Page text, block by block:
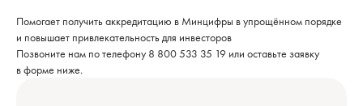
Помогает получить аккредитацию в Минцифры в упрощённом порядке
и повышает привлекательность для инвесторов
Позвоните нам по телефону 8 800 533 35 19 или оставьте заявку
в форме ниже.